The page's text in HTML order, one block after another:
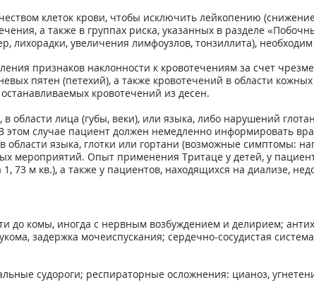
клеток крови, чтобы исключить лейкопению
а также в группах риска, указанных в разделе
лихорадки, увеличения лимфоузлов, тонзиллита),
признаков наклонности к кровотечениям за счет
пятен (петехий), а также кровотечений в области
кровотечений из десен.
области лица (губы, веки), или языка, либо нарушений
этом случае пациент должен немедленно информировать
области языка, глотки или гортани (возможные симптомы:
мероприятий. Опыт применения Тритаце у детей, у
73 м кв.), а также у пациентов, находящихся на диализе,
до комы, иногда с нервным возбуждением и делирием;
задержка мочеиспускания; сердечно-сосудистая
судороги; респираторные осложнения: цианоз,